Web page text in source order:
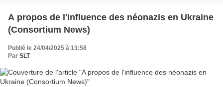
A propos de l'influence des néonazis en Ukraine
(Consortium News)
Publié le 24/04/2025 à 13:58
Par SLT